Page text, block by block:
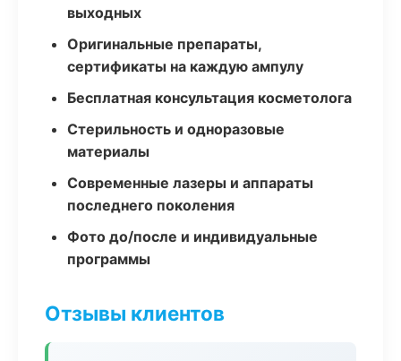
выходных
Оригинальные препараты,
сертификаты на каждую ампулу
Бесплатная консультация косметолога
Стерильность и одноразовые
материалы
Современные лазеры и аппараты
последнего поколения
Фото до/после и индивидуальные
программы
Отзывы клиентов